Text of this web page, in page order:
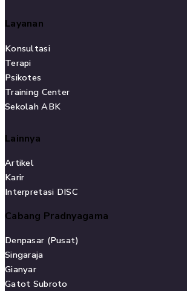
Layanan
Konsultasi
Terapi
Psikotes
Training Center
Sekolah ABK
Lainnya
Artikel
Karir
Interpretasi DISC
Cabang Pradnyagama
Denpasar (Pusat)
Singaraja
Gianyar
Gatot Subroto